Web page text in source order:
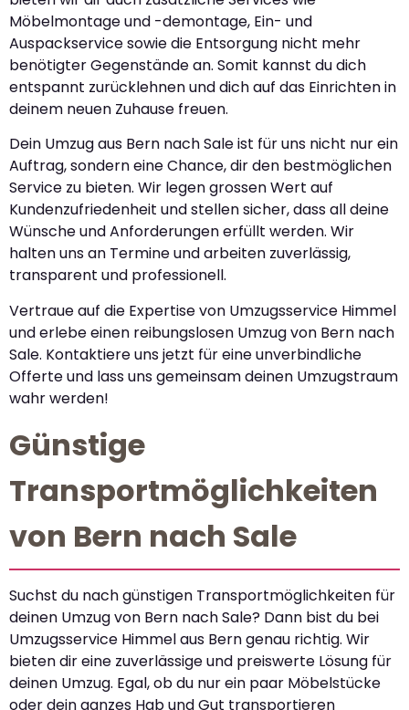
Möbelmontage und -demontage, Ein- und
Auspackservice sowie die Entsorgung nicht mehr
benötigter Gegenstände an. Somit kannst du dich
entspannt zurücklehnen und dich auf das Einrichten in
deinem neuen Zuhause freuen.
Dein Umzug aus Bern nach Sale ist für uns nicht nur ein
Auftrag, sondern eine Chance, dir den bestmöglichen
Service zu bieten. Wir legen grossen Wert auf
Kundenzufriedenheit und stellen sicher, dass all deine
Wünsche und Anforderungen erfüllt werden. Wir
halten uns an Termine und arbeiten zuverlässig,
transparent und professionell.
Vertraue auf die Expertise von Umzugsservice Himmel
und erlebe einen reibungslosen Umzug von Bern nach
Sale. Kontaktiere uns jetzt für eine unverbindliche
Offerte und lass uns gemeinsam deinen Umzugstraum
wahr werden!
Günstige
Transportmöglichkeiten
von Bern nach Sale
Suchst du nach günstigen Transportmöglichkeiten für
deinen Umzug von Bern nach Sale? Dann bist du bei
Umzugsservice Himmel aus Bern genau richtig. Wir
bieten dir eine zuverlässige und preiswerte Lösung für
deinen Umzug. Egal, ob du nur ein paar Möbelstücke
oder dein ganzes Hab und Gut transportieren